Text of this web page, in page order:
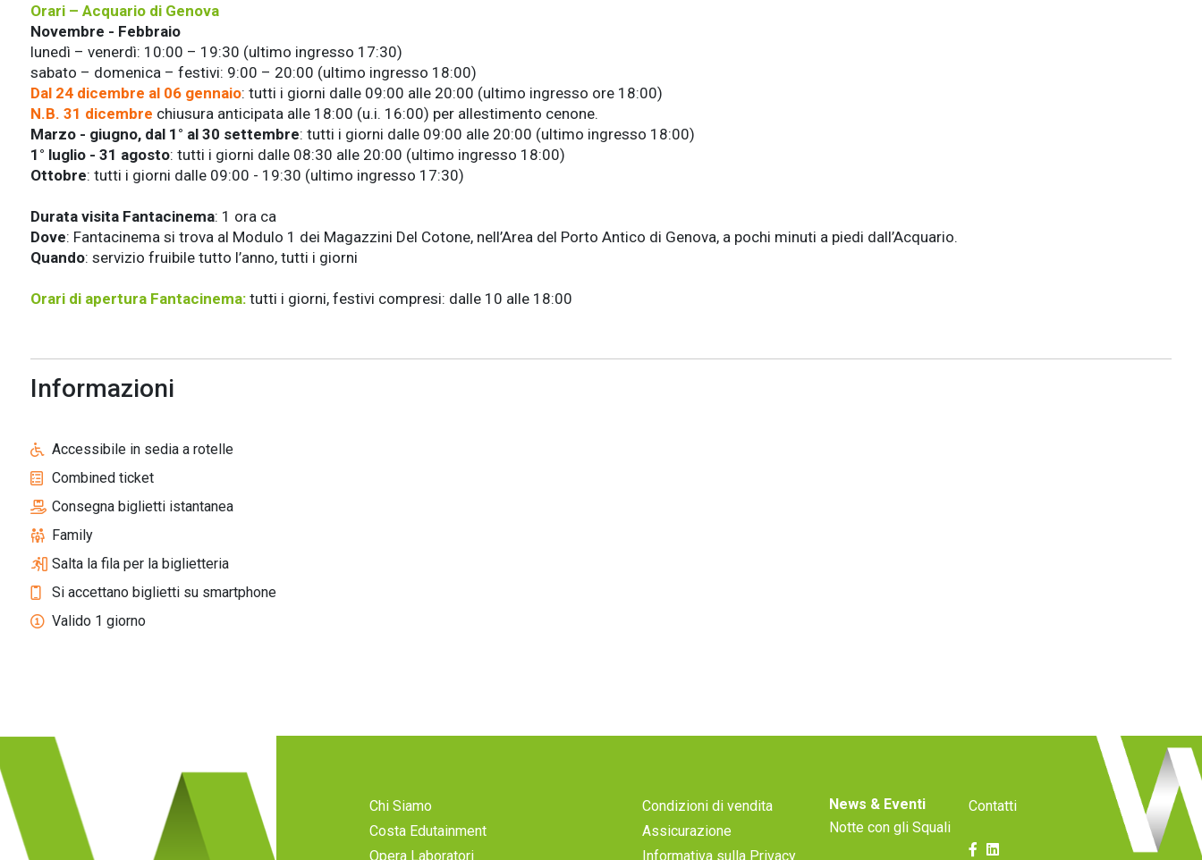
Orari – Acquario di Genova
Novembre - Febbraio
lunedì – venerdì: 10:00 – 19:30 (ultimo ingresso 17:30)
sabato – domenica – festivi: 9:00 – 20:00 (ultimo ingresso 18:00)
Dal 24 dicembre al 06 gennaio: tutti i giorni dalle 09:00 alle 20:00 (ultimo ingresso ore 18:00)
N.B. 31 dicembre chiusura anticipata alle 18:00 (u.i. 16:00) per allestimento cenone.
Marzo - giugno, dal 1° al 30 settembre: tutti i giorni dalle 09:00 alle 20:00 (ultimo ingresso 18:00)
1° luglio - 31 agosto: tutti i giorni dalle 08:30 alle 20:00 (ultimo ingresso 18:00)
Ottobre: tutti i giorni dalle 09:00 - 19:30 (ultimo ingresso 17:30)
Durata visita Fantacinema: 1 ora ca
Dove: Fantacinema si trova al Modulo 1 dei Magazzini Del Cotone, nell’Area del Porto Antico di Genova, a pochi minuti a piedi dall’Acquario.
Quando: servizio fruibile tutto l’anno, tutti i giorni
Orari di apertura Fantacinema: tutti i giorni, festivi compresi: dalle 10 alle 18:00
Informazioni
Accessibile in sedia a rotelle
Combined ticket
Consegna biglietti istantanea
Family
Salta la fila per la biglietteria
Si accettano biglietti su smartphone
Valido 1 giorno
Chi Siamo
Costa Edutainment
Opera Laboratori
Condizioni di vendita
Assicurazione
Informativa sulla Privacy
News & Eventi
Notte con gli Squali
Contatti